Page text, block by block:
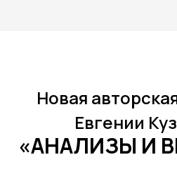
Новая
Евгении
«АНАЛИЗЫ И